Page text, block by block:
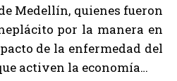
Medellín, quienes fueron
por la manera en
de la enfermedad del
activen la economía…